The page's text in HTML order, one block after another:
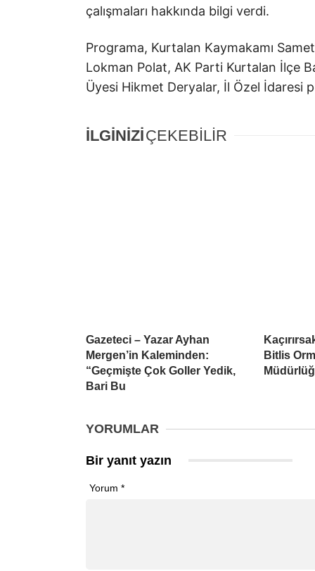
çalışmaları hakkında bilgi verdi.
Programa, Kurtalan Kaymakamı
Lokman Polat, AK Parti Kurtalan İlçe
Üyesi Hikmet Deryalar, İl Özel İdaresi
İLGİNİZİÇEKEBİLİR
Gazeteci – Yazar Ayhan
Mergen’in Kaleminden:
“Geçmişte Çok Goller Yedik,
Bari Bu
Bitlis
YORUMLAR
Bir yanıt yazın
Yorum *